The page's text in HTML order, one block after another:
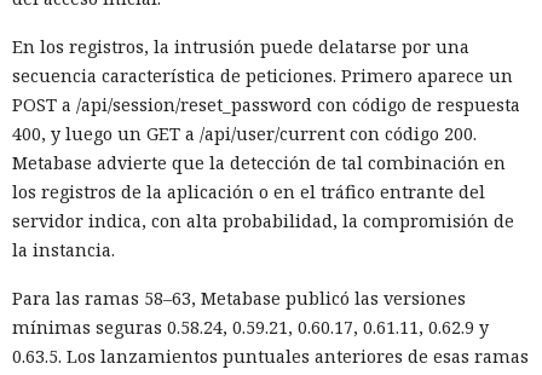
En los registros, la intrusión puede delatarse por una
secuencia característica de peticiones. Primero aparece un
POST a /api/session/reset_password con código de respuesta
400, y luego un GET a /api/user/current con código 200.
Metabase advierte que la detección de tal combinación en
los registros de la aplicación o en el tráfico entrante del
servidor indica, con alta probabilidad, la compromisión de
la instancia.
Para las ramas 58–63, Metabase publicó las versiones
mínimas seguras 0.58.24, 0.59.21, 0.60.17, 0.61.11, 0.62.9 y
0.63.5. Los lanzamientos puntuales anteriores de esas ramas